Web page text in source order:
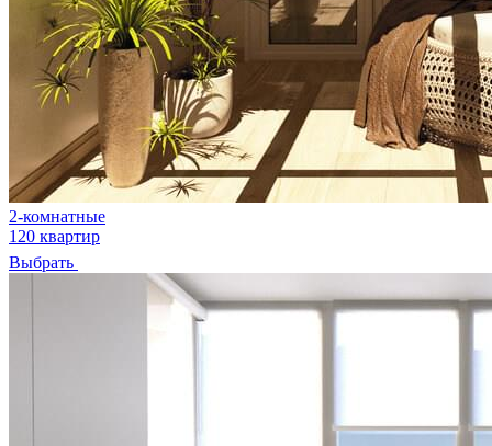
2-комнатные
120 квартир
Выбрать